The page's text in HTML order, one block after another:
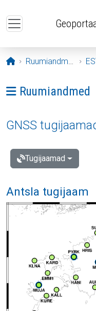
Avaleht
Ruumiandmed
Ava menüü:
Ruumiandmed
GNSS
Tugijaamad
Antsla tugijaam